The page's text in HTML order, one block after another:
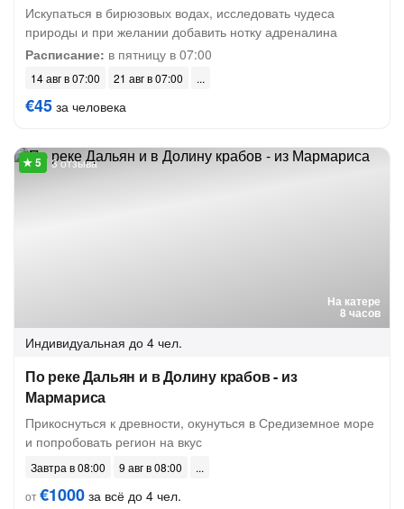
Искупаться в бирюзовых водах, исследовать чудеса
природы и при желании добавить нотку адреналина
Расписание: в пятницу в 07:00
14 авг в 07:00 21 авг в 07:00
€45 за человека
На катере
8 часов
3 отзыва
Индивидуальная до 4 чел.
По реке Дальян и в Долину крабов - из
Мармариса
Прикоснуться к древности, окунуться в Средиземное море
и попробовать регион на вкус
Завтра в 08:00
9 авг в 08:00
от€1000 за всё до 4 чел.